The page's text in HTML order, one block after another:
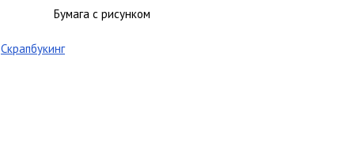
Бумага с рисунком
Скрапбукинг